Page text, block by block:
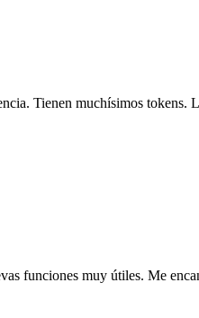
Tienen muchísimos
funciones muy útiles. Me